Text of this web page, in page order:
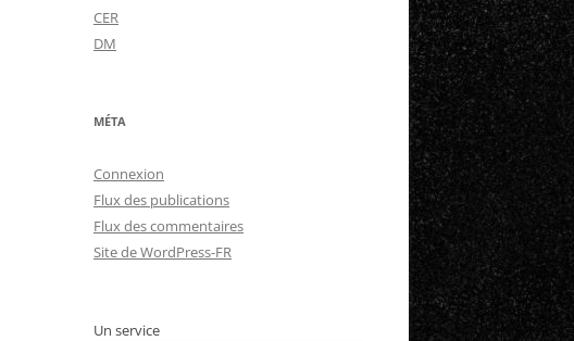
CER
DM
MÉTA
Connexion
Flux des publications
Flux des commentaires
Site de WordPress-FR
Un service